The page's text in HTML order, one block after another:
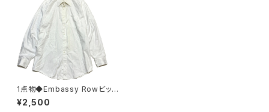
1点物◆Embassy Rowビッグ
サイズ白シャツ長袖ドレスシャツ
古着メンズXXLレディースOKア
¥2,500